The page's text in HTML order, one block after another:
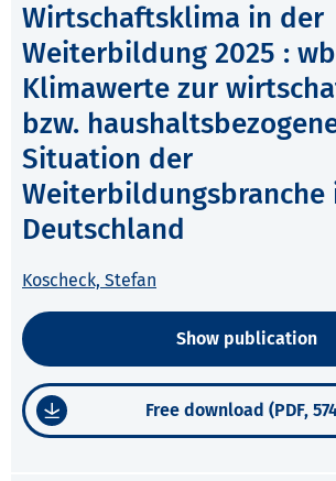
Wirtschaftsklima in der
Weiterbildung 2025 :
Klimawerte zur
bzw.
Situation der
Weiterbildungsbranche
Deutschland
Koscheck, Stefan
Show publication
Free download (PDF,